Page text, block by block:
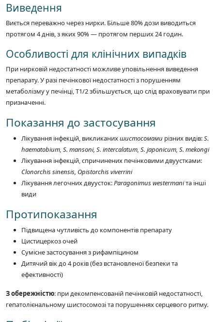
Виведення
Виється переважно через нирки. Більше 80% дози виводиться
протягом 4 днів, з яких 90% — протягом перших 24 годин.
Особливості для клінічних випадків
При нирковій недостатності можливе уповільнення виведення
препарату. У разі печінкової недостатності з порушенням
метаболізму у печінці, T1/2 збільшується, що слід враховувати при
призначенні.
Показання до застосування
Лікування інфекцій, викликанихшистосомами різних видів:S.
haematobium, S. mansoni, S. intercalatum, S. japonicum, S. mekongi
Лікування інфекцій, спричинених печінковими двуустками:
Clonorchis sinensis, Opistorchis viverrini
Лікування легочних двуусток:Paragonimus westermaniта інші
види
Протипоказання
Підвищена чутливість до компонентів препарату
Цистицеркоз очей
Сумісне застосування з рифампіцином
Дитячий вік до 4 років (без встановленої безпеки та
ефективності)
З обережністю: при декомпенсованій печінковій недостатності,
гепатолієнальному шистосомозі та порушеннях серцевого ритму.